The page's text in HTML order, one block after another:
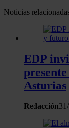
Noticias
EDP
Asturias
Redacción